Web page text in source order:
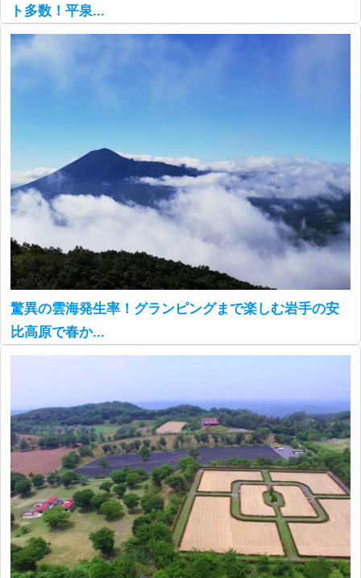
ト多数！平泉...
驚異の雲海発生率！グランピングまで楽しむ岩手の安
比高原で春か...